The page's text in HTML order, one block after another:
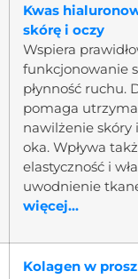
Kwas
skórę i oczy
Wspiera
funkcjonowanie
płynność ruchu.
pomaga
nawilżenie skóry
oka. Wpływa
elastyczność i
uwodnienie
więcej...
Kolagen w